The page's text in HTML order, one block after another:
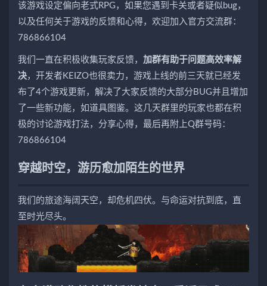
该游戏设定偏向老式RPG，如果您遇到卡关或者疑似bug，
以及任何关于游戏的反馈和心得，欢迎加入官方交流群：
786866104
我们一直在积极收集玩家反馈， 加群有助于问题高效率解
决，开发者KEIZO也很卖力，游戏上线的前三天就已经发
布了4个游戏更新，解决了大家反馈的大部分BUG并且增加
了一些新功能，如道具图鉴。这几天群里的玩家也都在积
极的讨论游戏打法，分享心得，最后再附上Q群号码：
786866104
穿越时空，游历愈加陌生的世界
我们的旅途海阔天空，却危机四伏。与命运对抗到底，直
至时光尽头。